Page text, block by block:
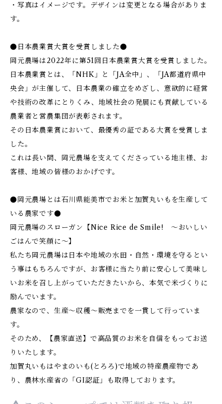
・写真はイメージです。デザインは変更となる場合がありま
す。
●日本農業賞大賞を受賞しました●
岡元農場は2022年に第51回日本農業賞大賞を受賞しました。
日本農業賞とは、「NHK」と「JA全中」、「JA都道府県中
央会」が主催して、日本農業の確立をめざし、意欲的に経営
や技術の改革にとりくみ、地域社会の発展にも貢献している
農業者と営農集団が表彰されます。
その日本農業賞において、最優秀の証である大賞を受賞しま
した。
これは長い間、岡元農場を支えてくださっている地主様、お
客様、地域の皆様のおかげです。
●岡元農場とは石川県能美市でお米と加賀丸いもを生産して
いる農家です●
岡元農場のスローガン【Nice Rice de Smile! ～おいしい
ごはんで笑顔に～】
私たち岡元農場は日本や地域の水田・自然・環境を守るとい
う事はもちろんですが、お客様に当たり前に安心して美味し
いお米を召し上がっていただきたいから、本気で米づくりに
励んでいます。
農家なので、生産～収穫～販売までを一貫して行っていま
す。
そのため、【農家直送】で高品質のお米を自信をもってお送
りいたします。
加賀丸いもはやまのいも(とろろ)で地域の特産農産物であ
り、農林水産省の「GI認証」も取得しております。